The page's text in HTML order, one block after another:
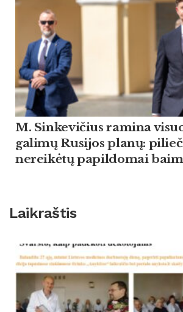
M. Sinkevičius ramina
galimų Rusijos planų:
nereikėtų papildomai
Laikraštis